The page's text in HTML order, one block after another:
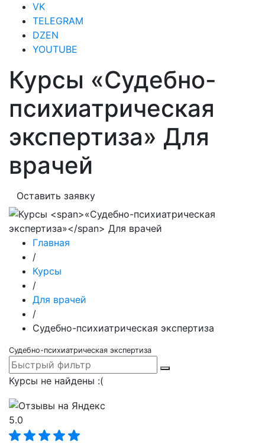
VK
TELEGRAM
DZEN
YOUTUBE
Курсы «Судебно-
психиатрическая
экспертиза» Для
врачей
Оставить заявку
Главная
/
Курсы
/
Для врачей
/
Судебно-психиатрическая экспертиза
Судебно-психиатрическая экспертиза
Курсы не найдены :(
5.0